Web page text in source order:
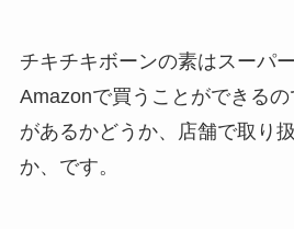
チキチキボーンの素はスーパ
Amazonで買うことができる
があるかどうか、店舗で取り
か、です。